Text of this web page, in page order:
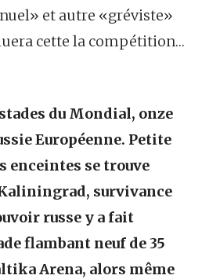
et autre «gréviste»
cette la compétition…
du Mondial, onze
Européenne. Petite
enceintes se trouve
survivance
russe y a fait
flambant neuf de 35
Arena, alors même